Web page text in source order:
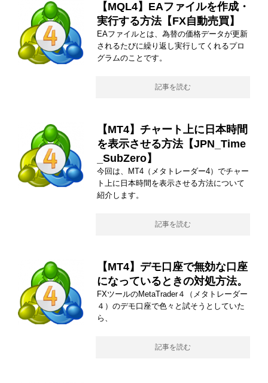
【MQL4】EAファイルを作成・
実行する方法【FX自動売買】
EAファイルとは、為替の価格データが更新
されるたびに繰り返し実行してくれるプロ
グラムのことです。
記事を読む
【MT4】チャート上に日本時間
を表示させる方法【JPN_Time
_SubZero】
今回は、MT4（メタトレーダー4）でチャー
ト上に日本時間を表示させる方法について
紹介します。
記事を読む
【MT4】デモ口座で無効な口座
になっているときの対処方法。
FXツールのMetaTrader４（メタトレーダー
４）のデモ口座で色々と試そうとしていた
ら、
記事を読む